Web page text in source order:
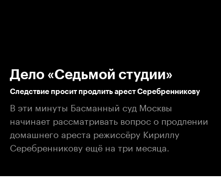
Дело «Седьмой студии»
Следствие просит продлить арест Серебренникову
В эти минуты Басманный суд Москвы
начинает рассматривать вопрос о продлении
домашнего ареста режиссёру Кириллу
Серебренникову ещё на три месяца.